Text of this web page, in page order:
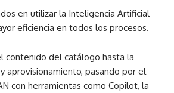
en utilizar la Inteligencia Artificial
eficiencia en todos los procesos.
contenido del catálogo hasta la
aprovisionamiento, pasando por el
con herramientas como Copilot, la